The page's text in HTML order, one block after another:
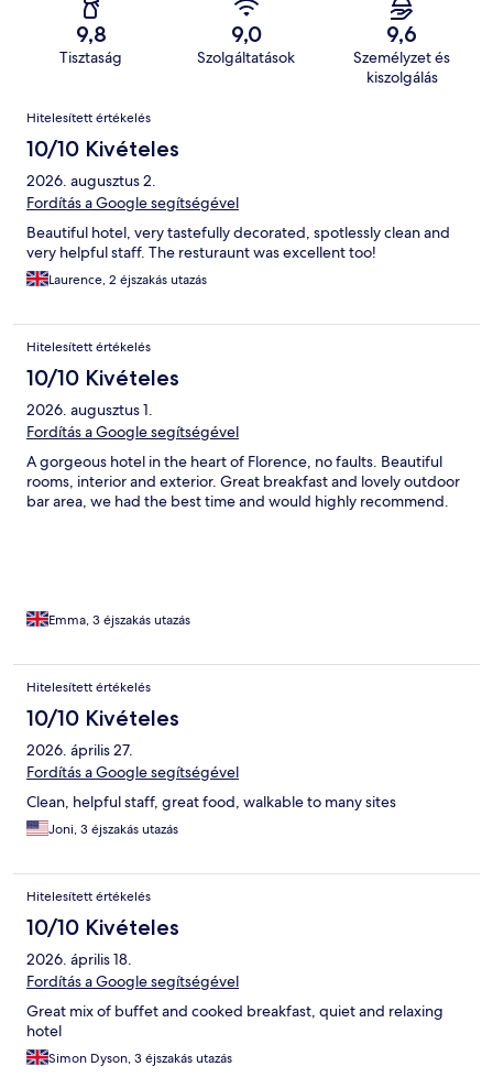
9,8
Tisztaság
9,0
Szolgáltatások
9,6
Személyzet és
kiszolgálás
Értékelések
Hitelesített értékelés
10/10 Kivételes
2026. augusztus 2.
Fordítás a Google segítségével
Beautiful hotel, very tastefully decorated, spotlessly clean and
very helpful staff. The resturaunt was excellent too!
Laurence, 2 éjszakás utazás
Hitelesített értékelés
10/10 Kivételes
2026. augusztus 1.
Fordítás a Google segítségével
A gorgeous hotel in the heart of Florence, no faults. Beautiful
rooms, interior and exterior. Great breakfast and lovely outdoor
bar area, we had the best time and would highly recommend.
Emma, 3 éjszakás utazás
Hitelesített értékelés
10/10 Kivételes
2026. április 27.
Fordítás a Google segítségével
Clean, helpful staff, great food, walkable to many sites
Joni, 3 éjszakás utazás
Hitelesített értékelés
10/10 Kivételes
2026. április 18.
Fordítás a Google segítségével
Great mix of buffet and cooked breakfast, quiet and relaxing
hotel
Simon Dyson, 3 éjszakás utazás